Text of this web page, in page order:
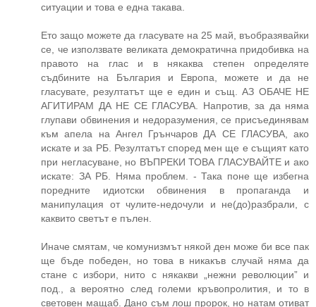
ситуации и това е една такава.
Ето защо можете да гласувате на 25 май, въобразявайки
се, че използвате великата демократична придобивка на
правото на глас и в някаква степен определяте
съдбините на България и Европа, можете и да не
гласувате, резултатът ще е един и същ. АЗ ОБАЧЕ НЕ
АГИТИРАМ ДА НЕ СЕ ГЛАСУВА. Напротив, за да няма
глупави обвинения и недоразумения, се присъединявам
към апела на Ангел Грънчаров ДА СЕ ГЛАСУВА, ако
искате и за РБ. Резултатът според мен ще е същият като
при негласуване, но ВЪПРЕКИ ТОВА ГЛАСУВАЙТЕ и ако
искате: ЗА РБ. Няма проблем. - Така поне ще избегна
поредните идиотски обвинения в пропаганда и
манипулация от чулите-недочули и не(до)разбрали, с
каквито светът е пълен.
Иначе смятам, че комунизмът някой ден може би все пак
ще бъде победен, но това в никакъв случай няма да
стане с избори, нито с някакви „нежни революции” и
под., а вероятно след големи кръвопролития, и то в
световен мащаб. Дано съм лош пророк, но натам отиват